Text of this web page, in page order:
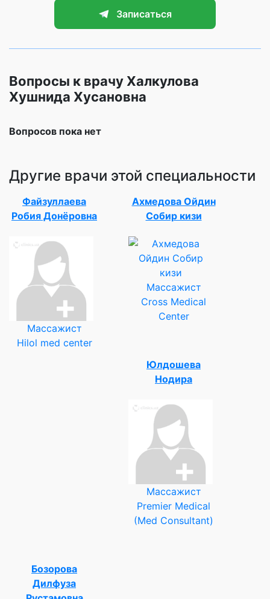
Записаться
Вопросы к врачу Халкулова
Хушнида Хусановна
Вопросов пока нет
Другие врачи этой специальности
Файзуллаева
Робия Донёровна
Массажист
Hilol med center
Ахмедова Ойдин
Собир кизи
Массажист
Cross Medical
Center
Юлдошева
Нодира
Массажист
Premier Medical
(Med Consultant)
Бозорова
Дилфуза